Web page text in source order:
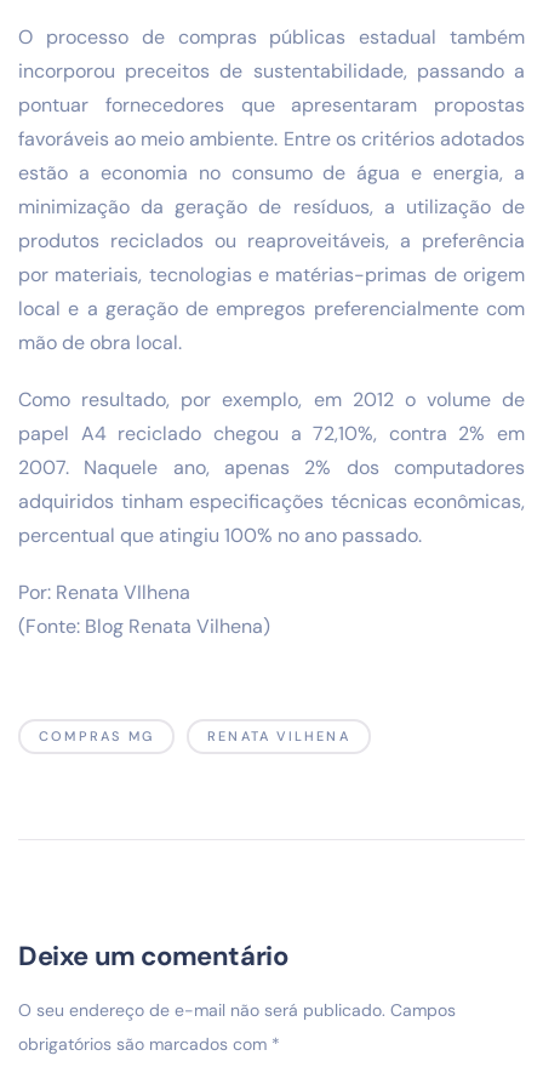
O processo de compras públicas estadual também
incorporou preceitos de sustentabilidade, passando a
pontuar fornecedores que apresentaram propostas
favoráveis ao meio ambiente. Entre os critérios adotados
estão a economia no consumo de água e energia, a
minimização da geração de resíduos, a utilização de
produtos reciclados ou reaproveitáveis, a preferência
por materiais, tecnologias e matérias-primas de origem
local e a geração de empregos preferencialmente com
mão de obra local.
Como resultado, por exemplo, em 2012 o volume de
papel A4 reciclado chegou a 72,10%, contra 2% em
2007. Naquele ano, apenas 2% dos computadores
adquiridos tinham especificações técnicas econômicas,
percentual que atingiu 100% no ano passado.
Por: Renata VIlhena
(Fonte: Blog Renata Vilhena)
COMPRAS MG RENATA VILHENA
Deixe um comentário
O seu endereço de e-mail não será publicado. Campos
obrigatórios são marcados com *